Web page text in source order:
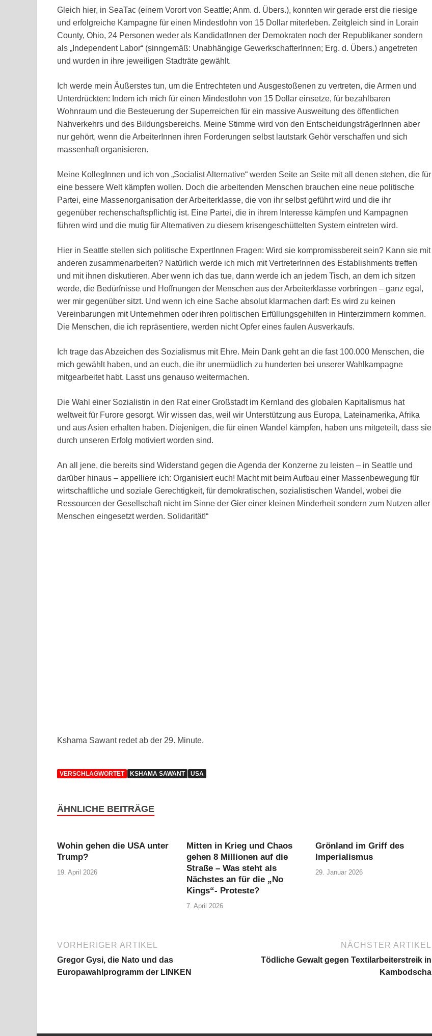
Gleich hier, in SeaTac (einem Vorort von Seattle; Anm. d. Übers.), konnten wir gerade erst die riesige
und erfolgreiche Kampagne für einen Mindestlohn von 15 Dollar miterleben. Zeitgleich sind in Lorain
County, Ohio, 24 Personen weder als KandidatInnen der Demokraten noch der Republikaner sondern
als „Independent Labor“ (sinngemäß: Unabhängige GewerkschafterInnen; Erg. d. Übers.) angetreten
und wurden in ihre jeweiligen Stadträte gewählt.
Ich werde mein Äußerstes tun, um die Entrechteten und Ausgestoßenen zu vertreten, die Armen und
Unterdrückten: Indem ich mich für einen Mindestlohn von 15 Dollar einsetze, für bezahlbaren
Wohnraum und die Besteuerung der Superreichen für ein massive Ausweitung des öffentlichen
Nahverkehrs und des Bildungsbereichs. Meine Stimme wird von den EntscheidungsträgerInnen aber
nur gehört, wenn die ArbeiterInnen ihren Forderungen selbst lautstark Gehör verschaffen und sich
massenhaft organisieren.
Meine KollegInnen und ich von „Socialist Alternative“ werden Seite an Seite mit all denen stehen, die für
eine bessere Welt kämpfen wollen. Doch die arbeitenden Menschen brauchen eine neue politische
Partei, eine Massenorganisation der Arbeiterklasse, die von ihr selbst geführt wird und die ihr
gegenüber rechenschaftspflichtig ist. Eine Partei, die in ihrem Interesse kämpfen und Kampagnen
führen wird und die mutig für Alternativen zu diesem krisengeschüttelten System eintreten wird.
Hier in Seattle stellen sich politische ExpertInnen Fragen: Wird sie kompromissbereit sein? Kann sie mit
anderen zusammenarbeiten? Natürlich werde ich mich mit VertreterInnen des Establishments treffen
und mit ihnen diskutieren. Aber wenn ich das tue, dann werde ich an jedem Tisch, an dem ich sitzen
werde, die Bedürfnisse und Hoffnungen der Menschen aus der Arbeiterklasse vorbringen – ganz egal,
wer mir gegenüber sitzt. Und wenn ich eine Sache absolut klarmachen darf: Es wird zu keinen
Vereinbarungen mit Unternehmen oder ihren politischen Erfüllungsgehilfen in Hinterzimmern kommen.
Die Menschen, die ich repräsentiere, werden nicht Opfer eines faulen Ausverkaufs.
Ich trage das Abzeichen des Sozialismus mit Ehre. Mein Dank geht an die fast 100.000 Menschen, die
mich gewählt haben, und an euch, die ihr unermüdlich zu hunderten bei unserer Wahlkampagne
mitgearbeitet habt. Lasst uns genauso weitermachen.
Die Wahl einer Sozialistin in den Rat einer Großstadt im Kernland des globalen Kapitalismus hat
weltweit für Furore gesorgt. Wir wissen das, weil wir Unterstützung aus Europa, Lateinamerika, Afrika
und aus Asien erhalten haben. Diejenigen, die für einen Wandel kämpfen, haben uns mitgeteilt, dass sie
durch unseren Erfolg motiviert worden sind.
An all jene, die bereits sind Widerstand gegen die Agenda der Konzerne zu leisten – in Seattle und
darüber hinaus – appelliere ich: Organisiert euch! Macht mit beim Aufbau einer Massenbewegung für
wirtschaftliche und soziale Gerechtigkeit, für demokratischen, sozialistischen Wandel, wobei die
Ressourcen der Gesellschaft nicht im Sinne der Gier einer kleinen Minderheit sondern zum Nutzen aller
Menschen eingesetzt werden. Solidarität!“
Kshama Sawant redet ab der 29. Minute.
VERSCHLAGWORTET KSHAMA SAWANT USA
ÄHNLICHE BEITRÄGE
Wohin gehen die USA unter
Trump?
19. April 2026
Mitten in Krieg und Chaos
gehen 8 Millionen auf die
Straße – Was steht als
Nächstes an für die „No
Kings“- Proteste?
7. April 2026
Grönland im Griff des
Imperialismus
29. Januar 2026
VORHERIGER ARTIKEL
Gregor Gysi, die Nato und das
Europawahlprogramm der LINKEN
NÄCHSTER ARTIKEL
Tödliche Gewalt gegen Textilarbeiterstreik in
Kambodscha